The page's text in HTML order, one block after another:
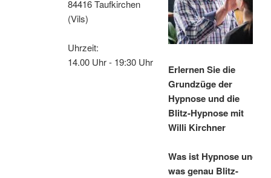
84416 Taufkirchen
(Vils)
Uhrzeit:
14.00 Uhr - 19:30 Uhr
Erlernen Sie die
Grundzüge der
Hypnose und die
Blitz-Hypnose mit
Willi Kirchner
Was ist Hypnose und
was genau Blitz-